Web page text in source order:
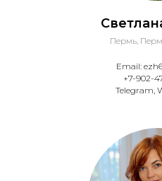
Пермь,
Email:
+7-902-
Telegram,